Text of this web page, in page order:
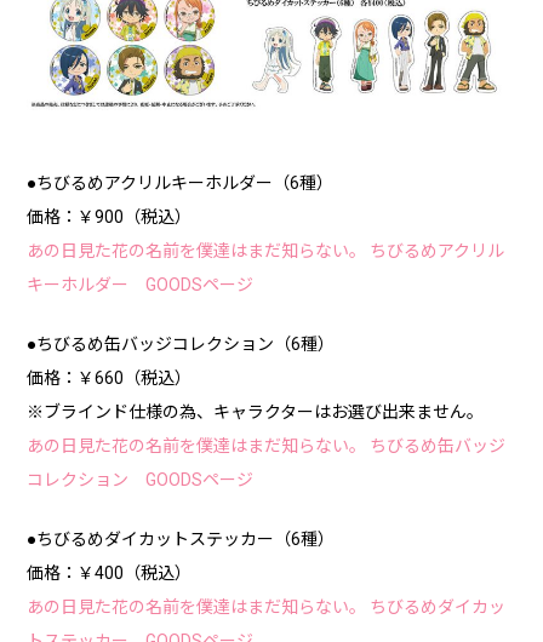
●ちびるめアクリルキーホルダー（6種）
価格：￥900（税込）
あの日見た花の名前を僕達はまだ知らない。 ちびるめアクリル
キーホルダー GOODSページ
●ちびるめ缶バッジコレクション（6種）
価格：￥660（税込）
※ブラインド仕様の為、キャラクターはお選び出来ません。
あの日見た花の名前を僕達はまだ知らない。 ちびるめ缶バッジ
コレクション GOODSページ
●ちびるめダイカットステッカー（6種）
価格：￥400（税込）
あの日見た花の名前を僕達はまだ知らない。 ちびるめダイカッ